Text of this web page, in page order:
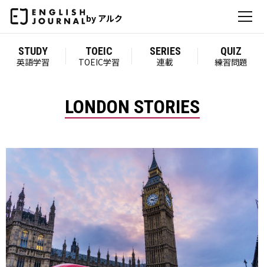
by アルク
STUDY
英語学習
TOEIC
TOEIC学習
SERIES
連載
QUIZ
練習問題
LONDON STORIES